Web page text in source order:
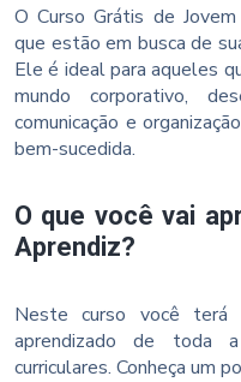
O Curso Grátis de
que estão em busca de
Ele é ideal para aqueles
mundo corporativo,
comunicação e
bem-sucedida.
O que você vai
Aprendiz?
Neste curso você
aprendizado de toda
curriculares. Conheça um